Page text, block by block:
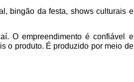
bingão da festa, shows culturais e
O empreendimento é confiável e
o produto. É produzido por meio de